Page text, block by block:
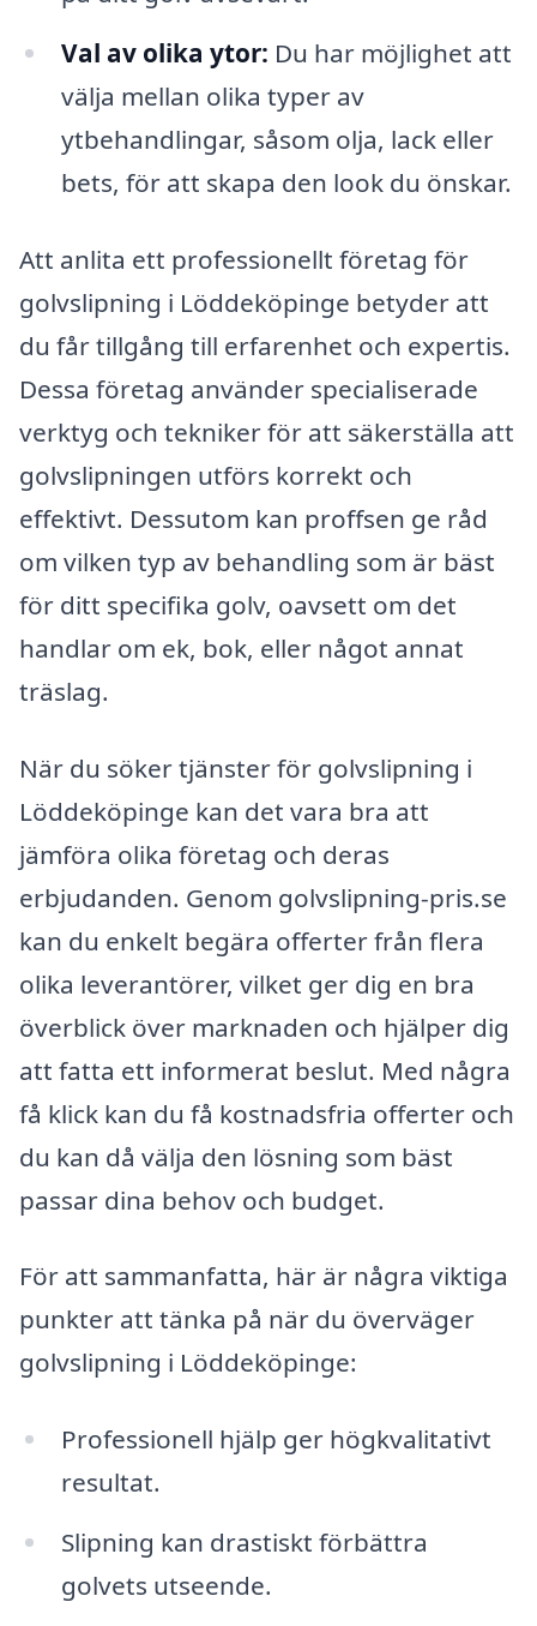
Val av olika ytor: Du har möjlighet att
välja mellan olika typer av
ytbehandlingar, såsom olja, lack eller
bets, för att skapa den look du önskar.
Att anlita ett professionellt företag för
golvslipning i Löddeköpinge betyder att
du får tillgång till erfarenhet och expertis.
Dessa företag använder specialiserade
verktyg och tekniker för att säkerställa att
golvslipningen utförs korrekt och
effektivt. Dessutom kan proffsen ge råd
om vilken typ av behandling som är bäst
för ditt specifika golv, oavsett om det
handlar om ek, bok, eller något annat
träslag.
När du söker tjänster för golvslipning i
Löddeköpinge kan det vara bra att
jämföra olika företag och deras
erbjudanden. Genom golvslipning-pris.se
kan du enkelt begära offerter från flera
olika leverantörer, vilket ger dig en bra
överblick över marknaden och hjälper dig
att fatta ett informerat beslut. Med några
få klick kan du få kostnadsfria offerter och
du kan då välja den lösning som bäst
passar dina behov och budget.
För att sammanfatta, här är några viktiga
punkter att tänka på när du överväger
golvslipning i Löddeköpinge:
Professionell hjälp ger högkvalitativt
resultat.
Slipning kan drastiskt förbättra
golvets utseende.